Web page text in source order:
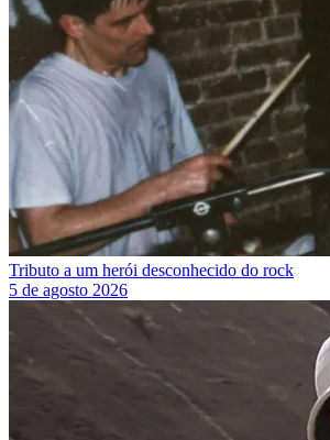
Tributo a um herói desconhecido do rock
5 de agosto 2026